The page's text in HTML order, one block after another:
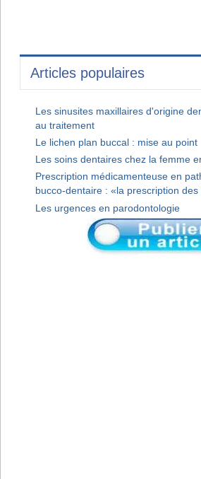
Articles populaires
Les sinusites maxillaires d'origine
au traitement
Le lichen plan buccal : mise au point
Les soins dentaires chez la femme
Prescription médicamenteuse en
bucco-dentaire : «la prescription
Les urgences en parodontologie